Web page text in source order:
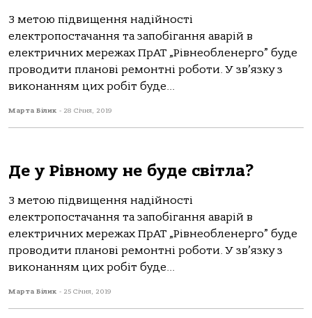
З метою підвищення надійності
електропостачання та запобігання аварій в
електричних мережах ПрАТ „Рівнеобленерго” буде
проводити планові ремонтні роботи. У зв’язку з
виконанням цих робіт буде...
Марта Білик - 28 Січня, 2019
Де у Рівному не буде світла?
З метою підвищення надійності
електропостачання та запобігання аварій в
електричних мережах ПрАТ „Рівнеобленерго” буде
проводити планові ремонтні роботи. У зв’язку з
виконанням цих робіт буде...
Марта Білик - 25 Січня, 2019